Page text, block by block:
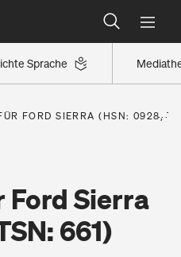
Sprache
finden
eingestuft
finden
FORD SIERRA (HSN: 0928,
Ford Sierra
661)